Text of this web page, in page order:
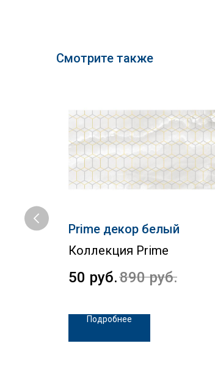
Смотрите также
Prime декор белый
Коллекция Prime
50 руб.890 руб.
Подробнее